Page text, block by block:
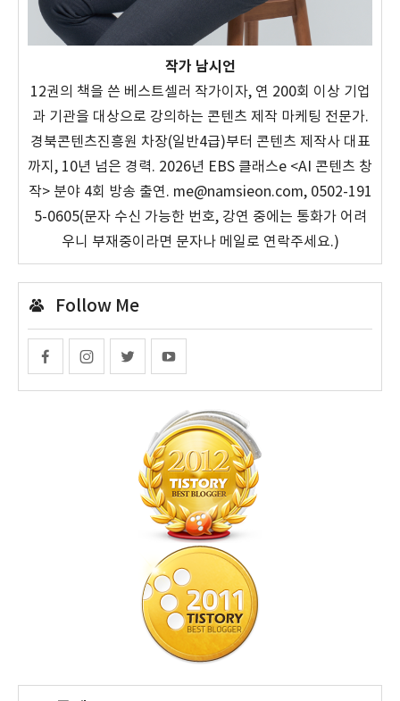
작가 남시언
12권의 책을 쓴 베스트셀러 작가이자, 연 200회 이상 기업
과 기관을 대상으로 강의하는 콘텐츠 제작 마케팅 전문가.
경북콘텐츠진흥원 차장(일반4급)부터 콘텐츠 제작사 대표
까지, 10년 넘은 경력. 2026년 EBS 클래스e <AI 콘텐츠 창
작> 분야 4회 방송 출연. me@namsieon.com, 0502-191
5-0605(문자 수신 가능한 번호, 강연 중에는 통화가 어려
우니 부재중이라면 문자나 메일로 연락주세요.)
Follow Me